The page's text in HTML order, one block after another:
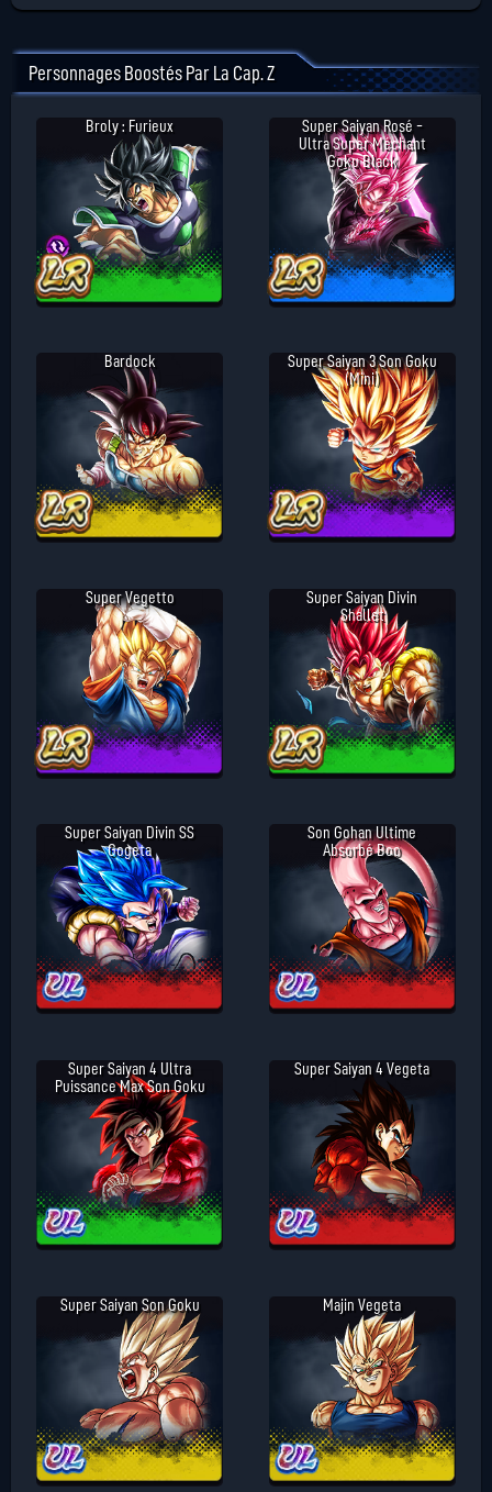
Personnages Boostés Par La Cap. Z
Broly : Furieux
Super Saiyan Rosé -
Ultra Super Méchant
Goku Black
Bardock
Super Saiyan 3 Son Goku
(Mini)
Super Vegetto
Super Saiyan Divin
Shallet
Super Saiyan Divin SS
Gogeta
Son Gohan Ultime
Absorbé Boo
Super Saiyan 4 Ultra
Puissance Max Son Goku
Super Saiyan 4 Vegeta
Super Saiyan Son Goku Majin Vegeta